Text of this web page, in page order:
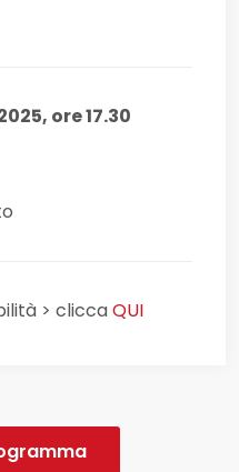
ore 17.30
> cliccaQUI